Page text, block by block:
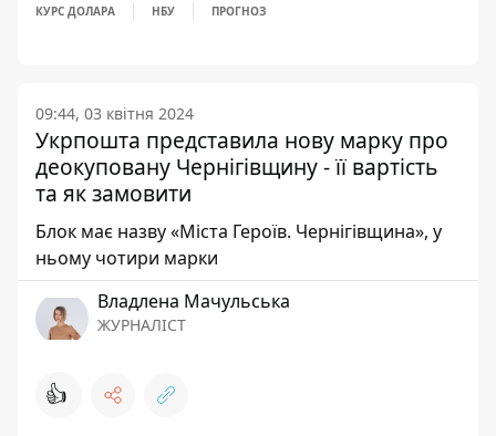
КУРС ДОЛАРА НБУ ПРОГНОЗ
09:44, 03 квітня 2024
Укрпошта представила нову марку про
деокуповану Чернігівщину - її вартість
та як замовити
Блок має назву «Міста Героїв. Чернігівщина», у
ньому чотири марки
Владлена Мачульська
ЖУРНАЛІСТ
👍